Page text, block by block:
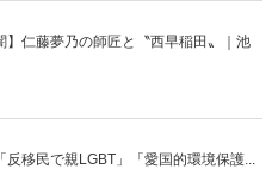
】仁藤夢乃の師匠と〝西早稲田〟｜池
反移民で親LGBT」「愛国的環境保護...